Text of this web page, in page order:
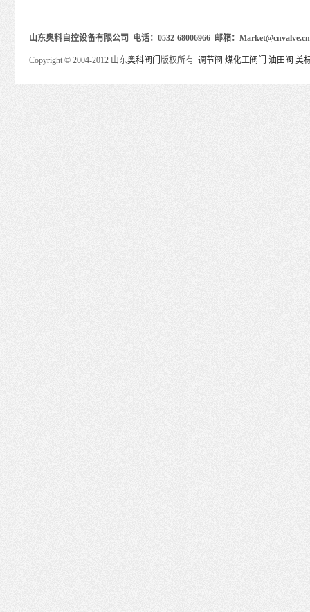
山东奥科自控设备有限公司 电话：0532-68006966 邮箱：
Copyright © 2004-2012 山东奥科阀门 版权所有 调节阀 煤化工阀门 油田阀 美